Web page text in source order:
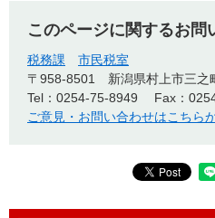
このページに関するお問
税務課
市民税室
〒958-8501
新潟県村上市三之
Tel：0254-75-8949
Fax：
ご意見・お問い合わせはこちら